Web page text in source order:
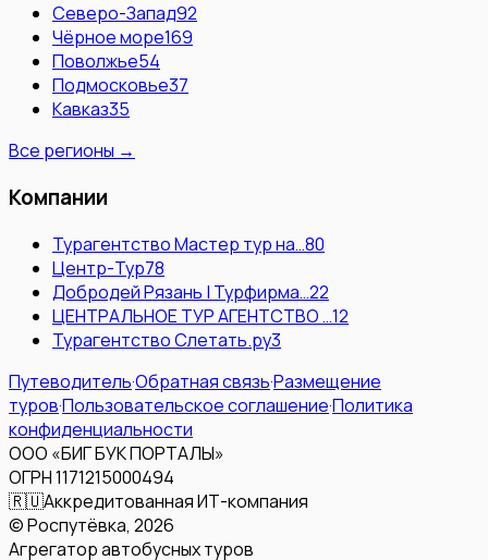
Северо-Запад92
Чёрное море169
Поволжье54
Подмосковье37
Кавказ35
Все регионы →
Компании
Турагентство Мастер тур на…80
Центр-Тур78
Добродей Рязань | Турфирма…22
ЦЕНТРАЛЬНОЕ ТУР АГЕНТСТВО …12
Турагентство Слетать.ру3
Путеводитель·Обратная связь·Размещение
туров·Пользовательское соглашение·Политика
конфиденциальности
ООО «БИГ БУК ПОРТАЛЫ»
ОГРН 1171215000494
🇷🇺Аккредитованная ИТ-компания
© Роспутёвка, 2026
Агрегатор автобусных туров